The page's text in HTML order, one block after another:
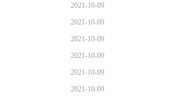
2021-10-09
2021-10-09
2021-10-09
2021-10-09
2021-10-09
2021-10-09